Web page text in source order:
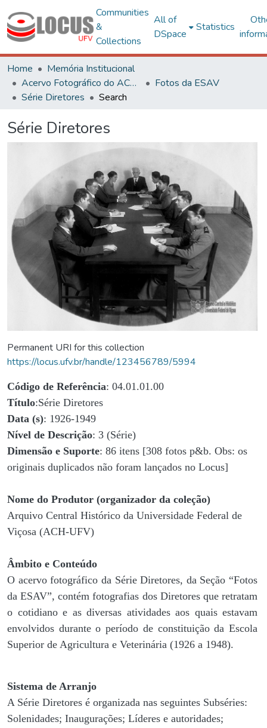
Communities
&
Collections
All of
DSpace
Statistics
Home
Memória Institucional
Acervo Fotográfico do ACH-UFV
Fotos da ESAV
Série Diretores
Search
Série Diretores
Permanent URI for this collection
https://locus.ufv.br/handle/123456789/5994
Código de Referência: 04.01.01.00
Título:Série Diretores
Data (s): 1926-1949
Nível de Descrição: 3 (Série)
Dimensão e Suporte: 86 itens [308 fotos p&b. Obs: os
originais duplicados não foram lançados no Locus]
Nome do Produtor (organizador da coleção)
Arquivo Central Histórico da Universidade Federal de
Viçosa (ACH-UFV)
Âmbito e Conteúdo
O acervo fotográfico da Série Diretores, da Seção “Fotos
da ESAV”, contém fotografias dos Diretores que retratam
o cotidiano e as diversas atividades aos quais estavam
envolvidos durante o período de constituição da Escola
Superior de Agricultura e Veterinária (1926 a 1948).
Sistema de Arranjo
A Série Diretores é organizada nas seguintes Subséries:
Solenidades; Inaugurações; Líderes e autoridades;